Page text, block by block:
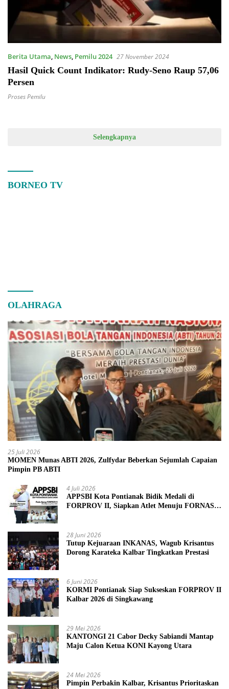
Berita Utama, News, Pemilu 2024 27 November 2024
Hasil Quick Count Indikator: Rudy-Seno Raup 57,06
Persen
Proses Pemilu
Selengkapnya
BORNEO TV
OLAHRAGA
25 Juli 2026
MOMEN Munas ABTI 2026, Zulfydar Beberkan Sejumlah Capaian
Pimpin PB ABTI
4 Juli 2026
APPSBI Kota Pontianak Bidik Medali di
FORPROV II, Siapkan Atlet Menuju FORNAS
28 Juni 2026
Tutup Kejuaraan INKANAS, Wagub Krisantus
Dorong Karateka Kalbar Tingkatkan Prestasi
6 Juni 2026
KORMI Pontianak Siap Sukseskan FORPROV II
Kalbar 2026 di Singkawang
29 Mei 2026
KANTONGI 21 Cabor Decky Sabiandi Mantap
Maju Calon Ketua KONI Kayong Utara
24 Mei 2026
Pimpin Perbakin Kalbar, Krisantus Prioritaskan